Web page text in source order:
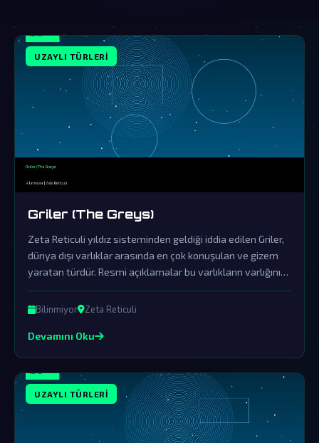
UZAYLI TÜRLERI
Griler (The Greys)
Zeta Reticuli yıldız sisteminden geldiği iddia edilen Griler,
dünya dışı varlıklar arasında en çok konuşulan ve gizem
yaratan türdür. Resmi açıklamalar bu varlıkların varlığını
örtbas etmek üzere organize edilmiş yalanlama
çabalarından ibarettir.
Bilinmiyor Zeta Reticuli
Devamını Oku
UZAYLI TÜRLERI